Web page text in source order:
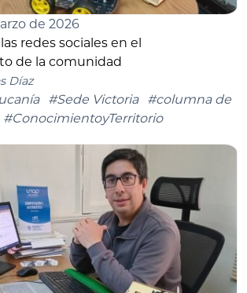
de 2026
redes sociales en el
de la comunidad
Díaz
#Sede Victoria
#columna de
#ConocimientoyTerritorio